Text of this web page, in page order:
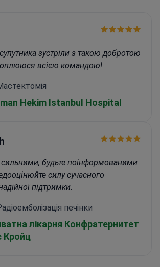
зустріли з такою добротою
всією командою!
Hekim Istanbul Hospital
будьте поінформованими
силу сучасного
підтримки.
печінки
лікарня Конфратернитет
Кройц